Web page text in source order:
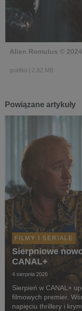
Alien Romulus ©
grafika 2,82 MB
Powiązane artykuły
FILMY I SERIALE
Sierpniowe
CANAL+
4 sierpnia 2026
Sierpień w CANAL+
filmowych premier.
napięciu thrillery i